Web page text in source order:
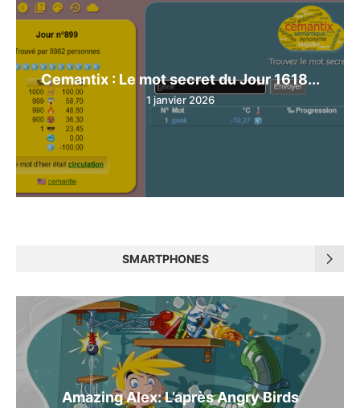
Cemantix : Le mot secret du Jour 1618...
1 janvier 2026
SMARTPHONES
Amazing Alex: L’après Angry Birds